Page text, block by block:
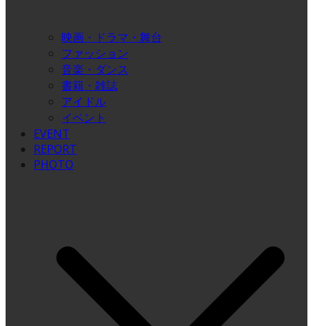
映画・ドラマ・舞台
ファッション
音楽・ダンス
書籍・雑誌
アイドル
イベント
EVENT
REPORT
PHOTO